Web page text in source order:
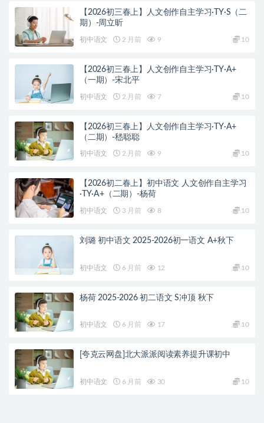
【2026初三春上】人文创作自主学习·TY·S（二
期）-周立昕
初中语文 2 月前 9 10
【2026初三春上】人文创作自主学习·TY·A+
（一期）-宋北平
初中语文 2 月前 7 10
【2026初三春上】人文创作自主学习·TY·A+
（二期）-嵇聪聪
初中语文 2 月前 9 10
【2026初二春上】初中语文 人文创作自主学习
·TY·A+（二期）-杨荷
初中语文 3 月前 8 10
刘璐 初中语文 2025-2026初一语文 A+秋下
初中语文 6 月前 12 10
杨荷 2025-2026 初二语文 S冲顶 秋下
初中语文 6 月前 17 10
[夸克云网盘]北大派派阅读素养提升课初中
初中语文 6 月前 30 10